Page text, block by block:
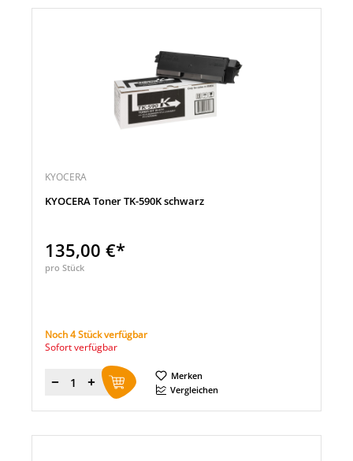
KYOCERA
KYOCERA Toner TK-590K schwarz
135,00 €*
pro Stück
Noch 4 Stück verfügbar
Sofort verfügbar
Menge
Merken
Vergleichen